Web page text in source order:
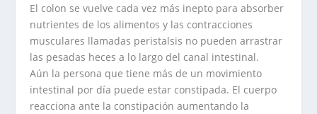
El colon se vuelve cada vez más inepto para absorber
nutrientes de los alimentos y las contracciones
musculares llamadas peristalsis no pueden arrastrar
las pesadas heces a lo largo del canal intestinal.
Aún la persona que tiene más de un movimiento
intestinal por día puede estar constipada. El cuerpo
reacciona ante la constipación aumentando la